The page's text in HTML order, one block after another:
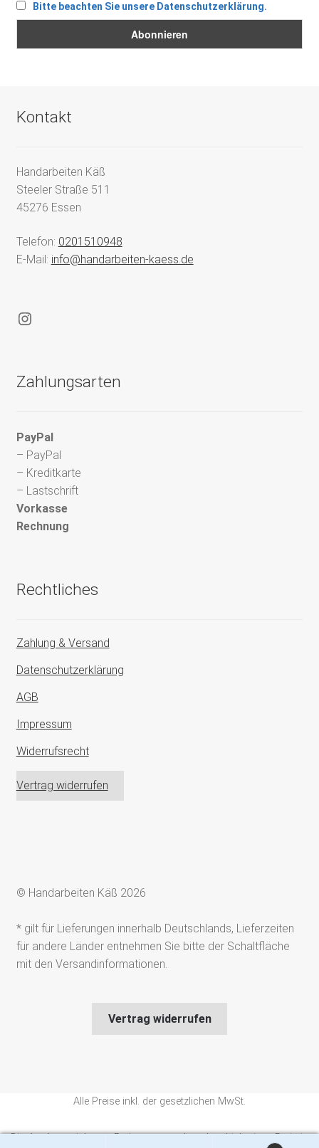
Bitte beachten Sie unsere Datenschutzerklärung.
Kontakt
Handarbeiten Käß
Steeler Straße 511
45276 Essen
Telefon: 0201510948
E-Mail: info@handarbeiten-kaess.de
Instagram
Zahlungsarten
PayPal
– PayPal
– Kreditkarte
– Lastschrift
Vorkasse
Rechnung
Rechtliches
Zahlung & Versand
Datenschutzerklärung
AGB
Impressum
Widerrufsrecht
Vertrag widerrufen
© Handarbeiten Käß 2026
* gilt für Lieferungen innerhalb Deutschlands, Lieferzeiten
für andere Länder entnehmen Sie bitte der Schaltfläche
mit den Versandinformationen.
Vertrag widerrufen
Alle Preise inkl. der gesetzlichen MwSt.
Die durchgestrichenen Preise entsprechen dem bisherigen Preis in